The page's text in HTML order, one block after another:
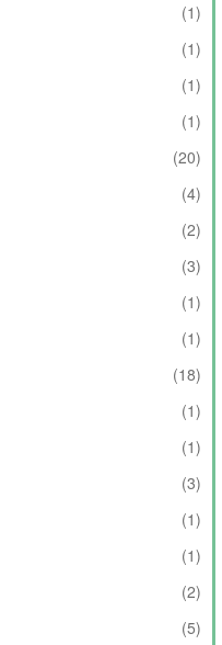
(1)
(1)
(1)
(1)
(20)
(4)
(2)
(3)
(1)
(1)
(18)
(1)
(1)
(3)
(1)
(1)
(2)
(5)